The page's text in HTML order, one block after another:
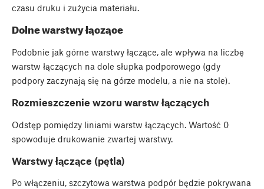
czasu druku i zużycia materiału.
Dolne warstwy łączące
Podobnie jak górne warstwy łączące, ale wpływa na liczbę
warstw łączących na dole słupka podporowego (gdy
podpory zaczynają się na górze modelu, a nie na stole).
Rozmieszczenie wzoru warstw łączących
Odstęp pomiędzy liniami warstw łączących. Wartość 0
spowoduje drukowanie zwartej warstwy.
Warstwy łączące (pętla)
Po włączeniu, szczytowa warstwa podpór będzie pokrywana